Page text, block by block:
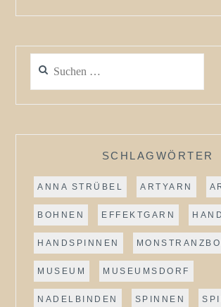
nach:
SCHLAGWÖRTER
ANNA STRÜBEL ARTYARN
BOHNEN EFFEKTGARN
HANDSPINNEN
MUSEUM MUSEUMSDORF
NADELBINDEN SPINNEN